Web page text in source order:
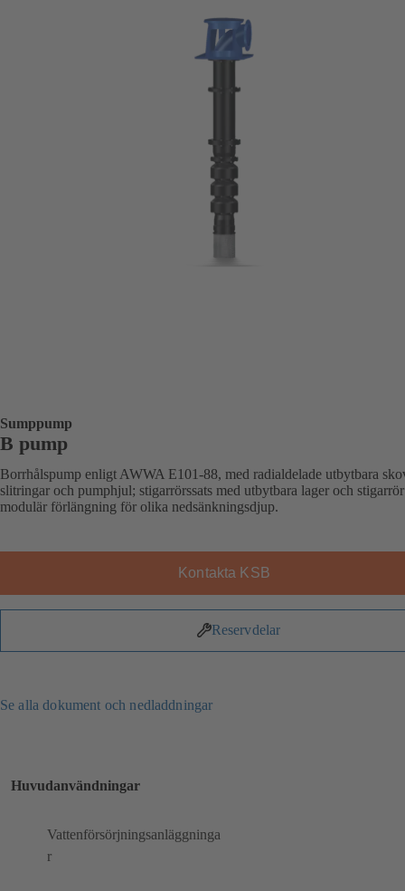
Sumppump
B pump
Borrhålspump enligt AWWA E101-88, med radialdelade utbytbara
slitringar och pumphjul; stigarrörssats med utbytbara lager och
modulär förlängning för olika nedsänkningsdjup.
Kontakta KSB
Reservdelar
Se alla dokument och nedladdningar
Huvudanvändningar
Vattenförsörjningsanläggninga
r